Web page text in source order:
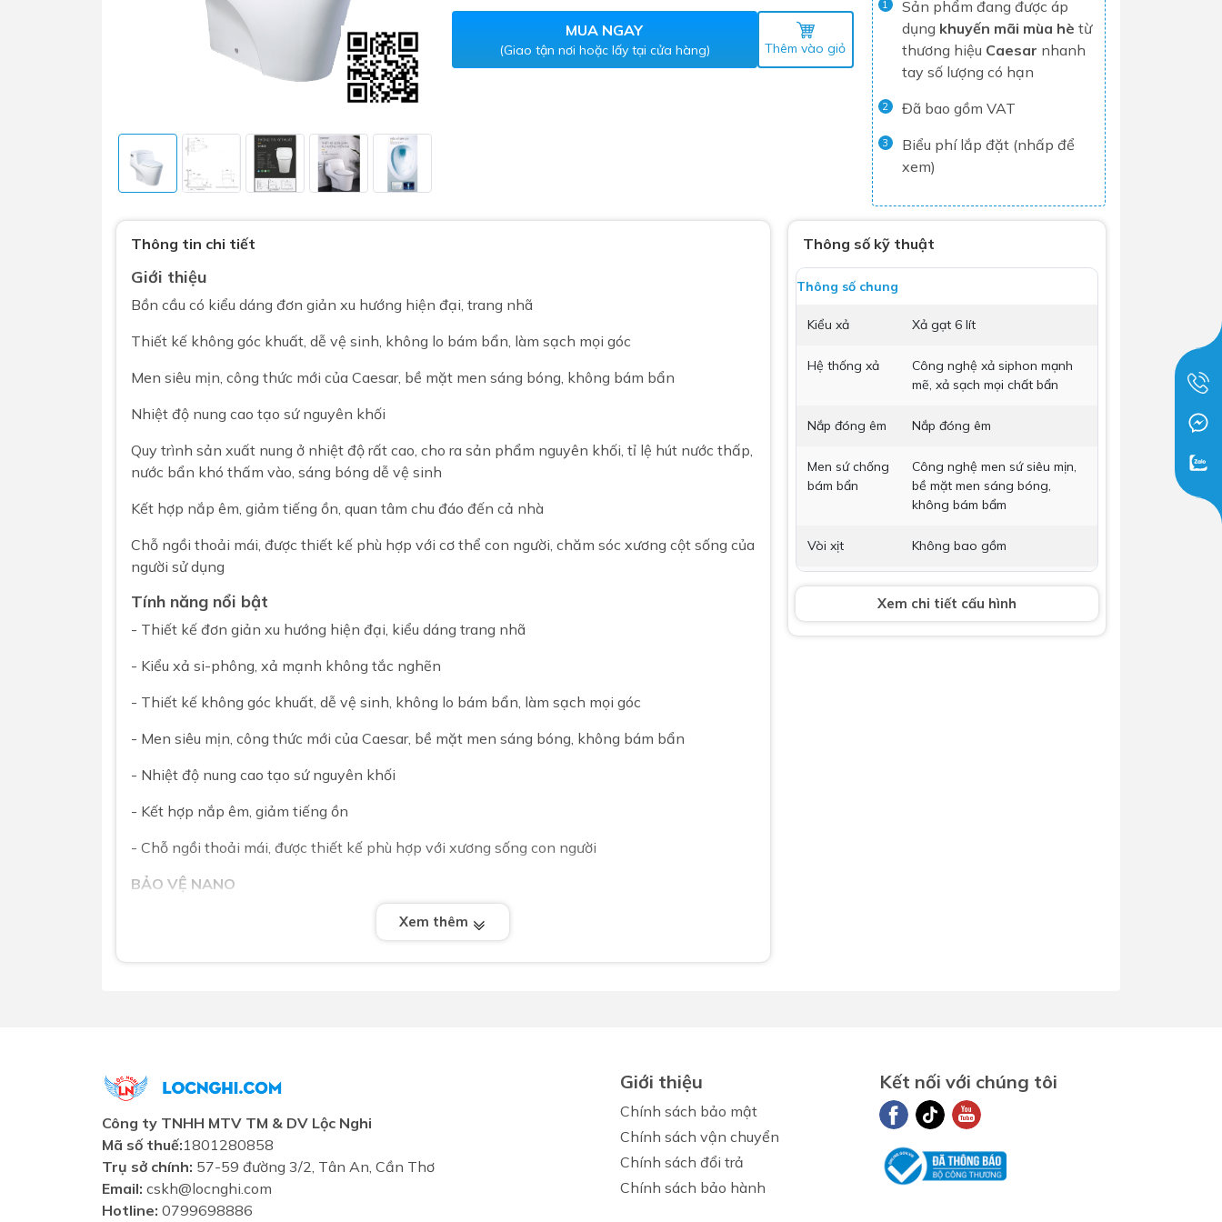
Máy nước nóng gián tiếp
Tủ lạnh
Máy rửa chén
Nồi chiên không dầu
Nồi cơm điện
Gia dụng
Gương nhà vệ sinh - nhà tắm
Máy sấy tay
Nắp bồn cầu
Nắp điện tử
mặt trời
Combo thiết bị vệ sinh cao cấp
Lộc Nghi Cần Thơ – Chuyên
Nghiệp và Tận Tâm
Dịch Vụ Lắp Đặt Thiết Bị Ngành
Nghiệp & Uy Tín
Dịch Vụ Lắp Đặt Sen Vòi và Phụ
Kiện Nhà Tắm Lộc Nghi Cần Thơ –
Dịch Vụ Lắp Đặt Bồn Cầu &
Chuyên Nghiệp & Tận Tâm
MUA NGAY
(Giao tận nơi hoặc lấy tại cửa hàng) Thêm vào giỏ
1
Sản phẩm đang được áp
dụng khuyến mãi mùa hè từ
thương hiệu Caesar nhanh
tay số lượng có hạn
2 Đã bao gồm VAT
3
Biểu phí lắp đặt (nhấp để
xem)
Thông số kỹ thuật
Thông số chung
Kiểu xả Xả gạt 6 lít
Hệ thống xả
Công nghệ xả siphon mạnh
mẽ, xả sạch mọi chất bẩn
Nắp đóng êm Nắp đóng êm
Men sứ chống
bám bẩn
Công nghệ men sứ siêu mịn,
bề mặt men sáng bóng,
không bám bẩm
Vòi xịt Không bao gồm
Tâm thoát 300 mm
Kích thước 710 x 460 x 640(mm) (DxRxC)
Xem chi tiết cấu hình
Thông tin chi tiết
Giới thiệu
Bồn cầu có kiểu dáng đơn giản xu hướng hiện đại, trang nhã
Thiết kế không góc khuất, dễ vệ sinh, không lo bám bẩn, làm sạch mọi góc
Men siêu mịn, công thức mới của Caesar, bề mặt men sáng bóng, không bám bẩn
Nhiệt độ nung cao tạo sứ nguyên khối
Quy trình sản xuất nung ở nhiệt độ rất cao, cho ra sản phẩm nguyên khối, tỉ lệ hút nước thấp,
nước bẩn khó thấm vào, sáng bóng dễ vệ sinh
Kết hợp nắp êm, giảm tiếng ồn, quan tâm chu đáo đến cả nhà
Chỗ ngồi thoải mái, được thiết kế phù hợp với cơ thể con người, chăm sóc xương cột sống của
người sử dụng
Tính năng nổi bật
- Thiết kế đơn giản xu hướng hiện đại, kiểu dáng trang nhã
- Kiểu xả si-phông, xả mạnh không tắc nghẽn
- Thiết kế không góc khuất, dễ vệ sinh, không lo bám bẩn, làm sạch mọi góc
- Men siêu mịn, công thức mới của Caesar, bề mặt men sáng bóng, không bám bẩn
- Nhiệt độ nung cao tạo sứ nguyên khối
- Kết hợp nắp êm, giảm tiếng ồn
- Chỗ ngồi thoải mái, được thiết kế phù hợp với xương sống con người
BẢO VỆ NANO
Công nghệ Nano Protect hợp tác với TANIDA cung cấp sản phẩm kháng khuẩn, chống bám
Xem thêm
Công ty TNHH MTV TM & DV Lộc Nghi
Mã số thuế:1801280858
Trụ sở chính: 57-59 đường 3/2, Tân An, Cần Thơ
Email: cskh@locnghi.com
Hotline: 0799698886
Giới thiệu
Chính sách bảo mật
Chính sách vận chuyển
Chính sách đổi trả
Chính sách bảo hành
Kết nối với chúng tôi